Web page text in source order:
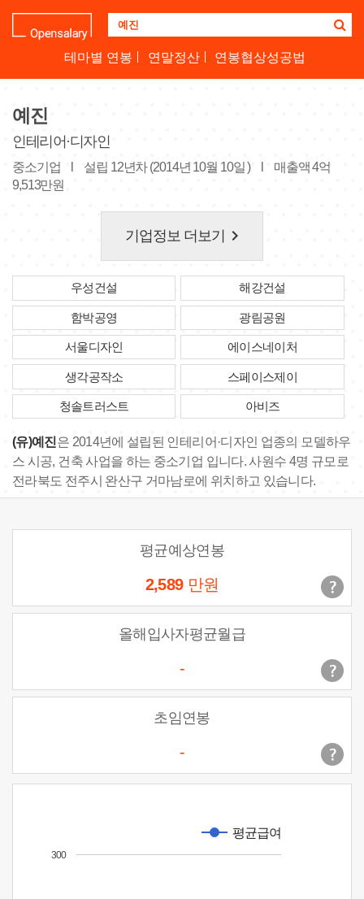
업
명
세
요
테마별 연봉 연말정산 연봉협상성공법
예진
인테리어·디자인
중소기업 설립 12년차 (2014년 10월 10일 )
매출액 4억
9,513만원
기업정보 더보기 keyboard_arrow_right
우성건설 해강건설
함박공영 광림공원
서울디자인 에이스네이처
생각공작소 스페이스제이
청솔트러스트 아비즈
(유)예진은 2014년에 설립된 인테리어·디자인 업종의 모델하우
스 시공, 건축 사업을 하는 중소기업 입니다. 사원수 4명 규모로
전라북도 전주시 완산구 거마남로에 위치하고 있습니다.
평균예상연봉
2,589 만원
올해입사자평균월급
-
초임연봉
-
평균급여
300